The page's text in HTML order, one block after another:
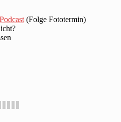
(Folge Fototermin)